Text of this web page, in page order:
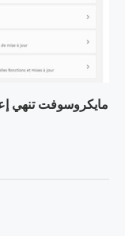
مايكروسوفت تنهي